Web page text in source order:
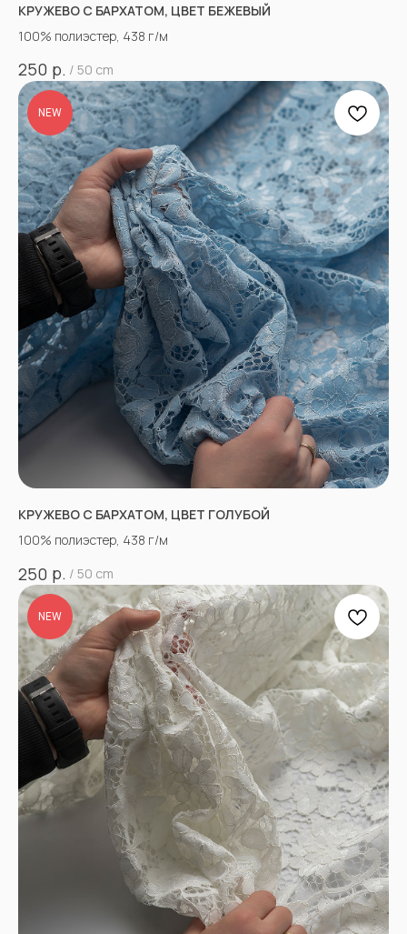
КРУЖЕВО С БАРХАТОМ, ЦВЕТ БЕЖЕВЫЙ
100% полиэстер, 438 г/м
250 р. / 50 cm
NEW
КРУЖЕВО С БАРХАТОМ, ЦВЕТ ГОЛУБОЙ
100% полиэстер, 438 г/м
250 р. / 50 cm
NEW